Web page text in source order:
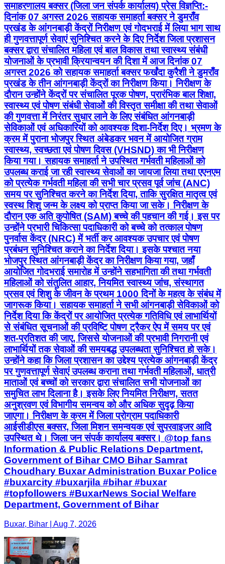
समाहरणालय बक्सर (जिला जन संपर्क कार्यालय) प्रेस विज्ञप्ति:-
दिनांक 07 अगस्त 2026 सहायक समाहर्ता बक्सर ने डुमराँव
प्रखंड के आंगनबाड़ी केंद्रों निरीक्षण एवं गोदभराई में लिया भाग साथ
ही गुणवत्तापूर्ण सेवाएं सुनिश्चित करने के दिए निर्देश जिला प्रशासन
बक्सर द्वारा संचालित महिला एवं बाल विकास तथा स्वास्थ्य संबंधी
योजनाओं के प्रभावी क्रियान्वयन की दिशा में आज दिनांक 07
अगस्त 2026 को सहायक समाहर्ता बक्सर फर्खंदा कुरैशी ने डुमराँव
प्रखंड के तीन आंगनबाड़ी केंद्रों का निरीक्षण किया। निरीक्षण के
दौरान उन्होंने केंद्रों पर संचालित पूरक पोषण, प्रारंभिक बाल शिक्षा,
स्वास्थ्य एवं पोषण संबंधी सेवाओं की विस्तृत समीक्षा की तथा सेवाओं
की गुणवत्ता में निरंतर सुधार लाने के लिए संबंधित आंगनबाड़ी
सेविकाओं एवं अधिकारियों को आवश्यक दिशा-निर्देश दिए। भ्रमण के
क्रम में पुराना भोजपुर स्थित अंबेडकर भवन में आयोजित ग्राम
स्वास्थ्य, स्वच्छता एवं पोषण दिवस (VHSND) का भी निरीक्षण
किया गया। सहायक समाहर्ता ने उपस्थित गर्भवती महिलाओं को
उपलब्ध कराई जा रही स्वास्थ्य सेवाओं का जायजा लिया तथा एएनएम
को प्रत्येक गर्भवती महिला की सभी चार प्रसव पूर्व जांच (ANC)
समय पर सुनिश्चित करने का निर्देश दिया, ताकि सुरक्षित मातृत्व एवं
स्वस्थ शिशु जन्म के लक्ष्य को प्राप्त किया जा सके। निरीक्षण के
दौरान एक अति कुपोषित (SAM) बच्चे की पहचान की गई। इस पर
उन्होंने प्रभारी चिकित्सा पदाधिकारी को बच्चे को तत्काल पोषण
पुनर्वास केंद्र (NRC) में भर्ती कर आवश्यक उपचार एवं पोषण
प्रबंधन सुनिश्चित कराने का निर्देश दिया। इसके पश्चात नया
भोजपुर स्थित आंगनबाड़ी केंद्र का निरीक्षण किया गया, जहाँ
आयोजित गोदभराई समारोह में उन्होंने सहभागिता की तथा गर्भवती
महिलाओं को संतुलित आहार, नियमित स्वास्थ्य जांच, संस्थागत
प्रसव एवं शिशु के जीवन के प्रथम 1000 दिनों के महत्व के संबंध में
जागरूक किया। सहायक समाहर्ता ने सभी आंगनबाड़ी सेविकाओं को
निर्देश दिया कि केंद्रों पर आयोजित प्रत्येक गतिविधि एवं लाभार्थियों
से संबंधित सूचनाओं की प्रविष्टि पोषण ट्रैकर ऐप में समय पर एवं
शत-प्रतिशत की जाए, जिससे योजनाओं की प्रभावी निगरानी एवं
लाभार्थियों तक सेवाओं की समयबद्ध उपलब्धता सुनिश्चित हो सके।
उन्होंने कहा कि जिला प्रशासन का उद्देश्य प्रत्येक आंगनबाड़ी केंद्र
पर गुणवत्तापूर्ण सेवाएं उपलब्ध कराना तथा गर्भवती महिलाओं, धात्री
माताओं एवं बच्चों को सरकार द्वारा संचालित सभी योजनाओं का
समुचित लाभ दिलाना है। इसके लिए नियमित निरीक्षण, सतत
अनुश्रवण एवं विभागीय समन्वय को और अधिक सुदृढ़ किया
जाएगा। निरीक्षण के क्रम में जिला प्रोग्राम पदाधिकारी
आईसीडीएस बक्सर, जिला मिशन समन्वयक एवं सुपरवाइजर आदि
उपस्थित थे। जिला जन संपर्क कार्यालय बक्सर। @top fans
Information & Public Relations Department,
Government of Bihar CMO Bihar Samrat
Choudhary Buxar Administration Buxar Police
#buxarcity #buxarjila #bihar #buxar
#topfollowers #BuxarNews Social Welfare
Department, Government of Bihar
Buxar, Bihar | Aug 7, 2026